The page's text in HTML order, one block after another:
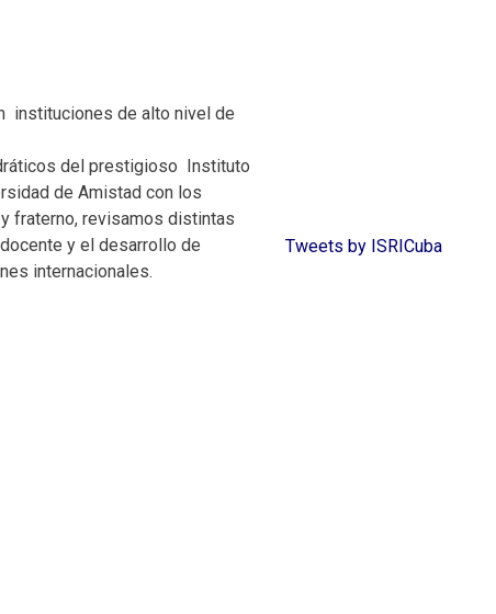
instituciones de alto nivel de
del prestigioso Instituto
de Amistad con los
fraterno, revisamos distintas
y el desarrollo de
internacionales.
Tweets by ISRICuba